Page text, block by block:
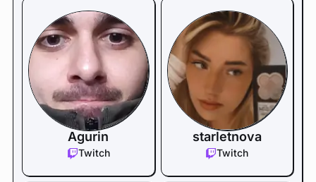
Agurin
Twitch
starletnova
Twitch